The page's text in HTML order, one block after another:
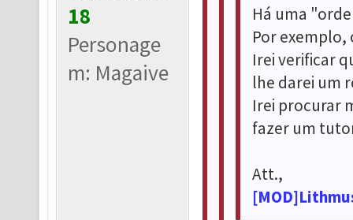
18
Personage
m: Magaive
Há uma
Por exemplo,
Irei verificar
lhe darei um
Irei procurar
fazer um
Att.,